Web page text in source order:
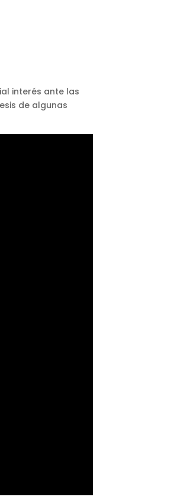
interés ante las
de algunas